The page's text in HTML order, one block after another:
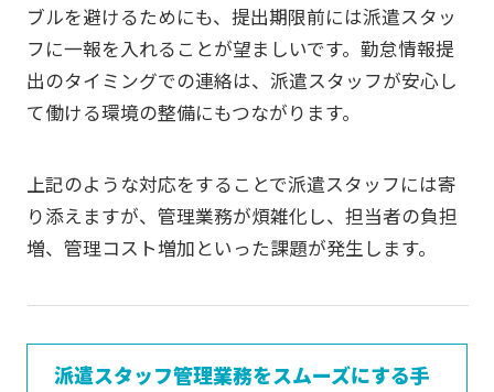
ブルを避けるためにも、提出期限前には派遣スタッ
フに一報を入れることが望ましいです。勤怠情報提
出のタイミングでの連絡は、派遣スタッフが安心し
て働ける環境の整備にもつながります。
上記のような対応をすることで派遣スタッフには寄
り添えますが、管理業務が煩雑化し、担当者の負担
増、管理コスト増加といった課題が発生します。
派遣スタッフ管理業務をスムーズにする手